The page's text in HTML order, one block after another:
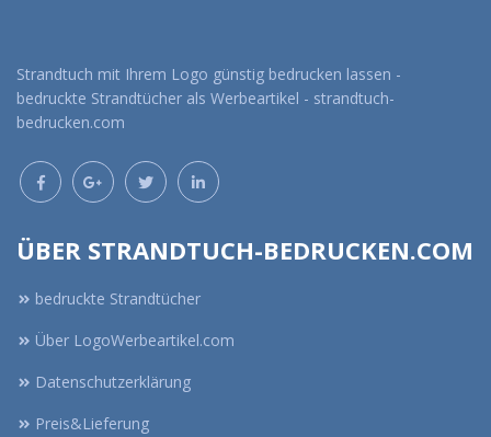
Strandtuch mit Ihrem Logo günstig bedrucken lassen -
bedruckte Strandtücher als Werbeartikel - strandtuch-
bedrucken.com
ÜBER STRANDTUCH-BEDRUCKEN.COM
bedruckte Strandtücher
Über LogoWerbeartikel.com
Datenschutzerklärung
Preis&Lieferung